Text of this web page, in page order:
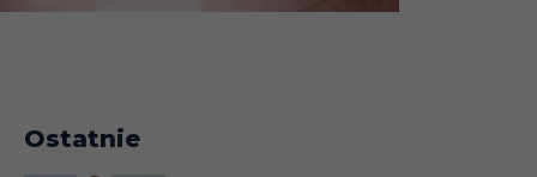
Ostatnie